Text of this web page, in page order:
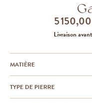
5
Livraison
MATIÈRE
TYPE DE PIERRE